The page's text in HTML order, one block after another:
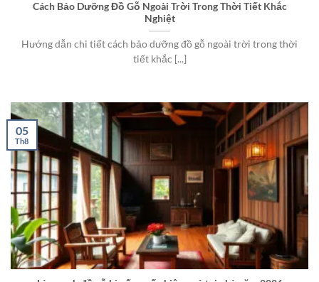
Cách Bảo Dưỡng Đồ Gỗ Ngoài Trời Trong Thời Tiết Khắc
Nghiệt
Hướng dẫn chi tiết cách bảo dưỡng đồ gỗ ngoài trời trong thời
tiết khắc [...]
05
Th8